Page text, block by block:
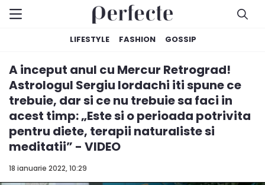
LIFESTYLE FASHION GOSSIP
18 ianuarie 2022, 10:29
A inceput anul cu Mercur Retrograd!
Astrologul Sergiu Iordachi iti spune ce
trebuie, dar si ce nu trebuie sa faci in
acest timp: „Este si o perioada potrivita
pentru diete, terapii naturaliste si
meditatii” - VIDEO